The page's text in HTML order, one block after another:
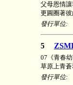
父母恩情
更圓圈著
發行單位:
5
07《青春幼
草原上青
發行單位: